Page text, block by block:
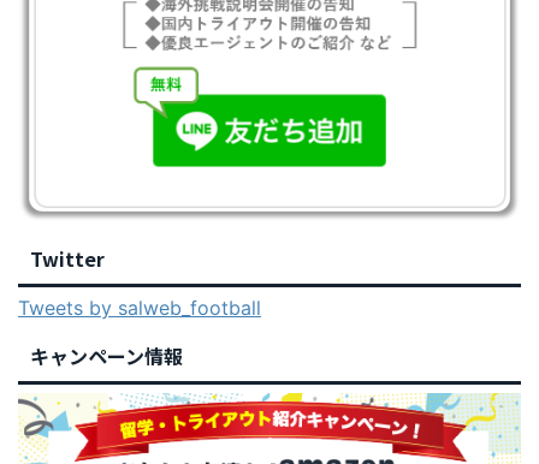
Twitter
Tweets by salweb_football
キャンペーン情報